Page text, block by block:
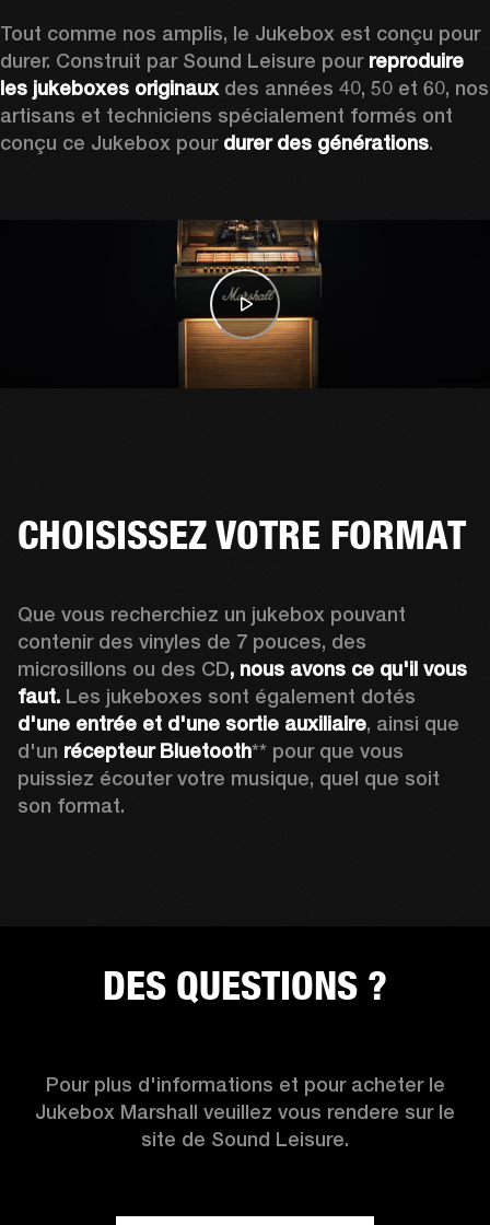
Tout comme nos amplis, le Jukebox est conçu pour
durer. Construit par Sound Leisure pour reproduire
les jukeboxes originaux des années 40, 50 et 60, nos
artisans et techniciens spécialement formés ont
conçu ce Jukebox pour durer des générations.
CHOISISSEZ VOTRE FORMAT
Que vous recherchiez un jukebox pouvant
contenir des vinyles de 7 pouces, des
microsillons ou des CD, nous avons ce qu'il vous
faut.
d'une entrée et d'une sortie auxiliaire, ainsi que
d'un récepteur Bluetooth** pour que vous
puissiez écouter votre musique, quel que soit
son format.
DES QUESTIONS ?
Pour plus d'informations et pour acheter le
Jukebox Marshall veuillez vous rendere sur le
site de Sound Leisure.